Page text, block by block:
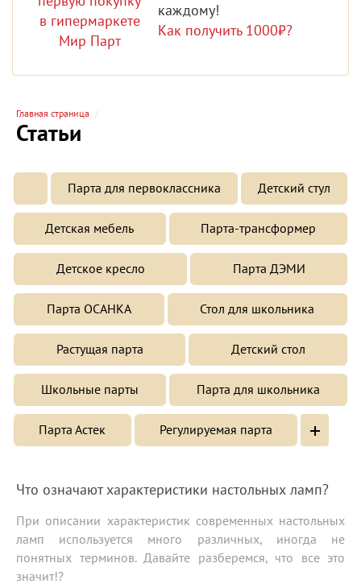
каждому!
Как получить 1000₽?
Главная страница
Статьи
Парта для первоклассника Детский стул
Детская мебель Парта-трансформер
Детское кресло Парта ДЭМИ
Парта ОСАНКА Стол для школьника
Растущая парта Детский стол
Школьные парты Парта для школьника
Парта Астек Регулируемая парта +
Что означают характеристики настольных ламп?
При описании характеристик современных настольных
ламп используется много различных, иногда не
понятных терминов. Давайте разберемся, что все это
значит!?